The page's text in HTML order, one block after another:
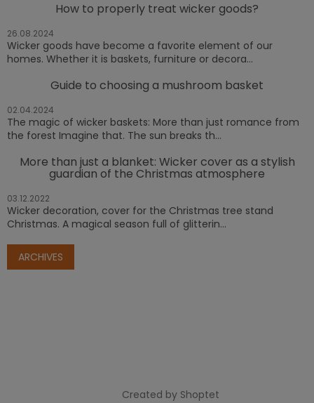
How to properly treat wicker goods?
26.08.2024
Wicker goods have become a favorite element of our
homes. Whether it is baskets, furniture or decora...
Guide to choosing a mushroom basket
02.04.2024
The magic of wicker baskets: More than just romance from
the forest Imagine that. The sun breaks th...
More than just a blanket: Wicker cover as a stylish
guardian of the Christmas atmosphere
03.12.2022
Wicker decoration, cover for the Christmas tree stand
Christmas. A magical season full of glitterin...
ARCHIVES
Created by Shoptet